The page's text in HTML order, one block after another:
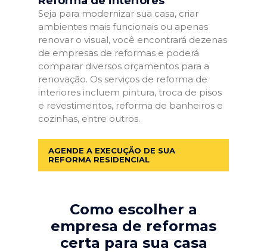
Seja para modernizar sua casa, criar
ambientes mais funcionais ou apenas
renovar o visual, você encontrará dezenas
de empresas de reformas e poderá
comparar diversos orçamentos para a
renovação. Os serviços de reforma de
interiores incluem pintura, troca de pisos
e revestimentos, reforma de banheiros e
cozinhas, entre outros.
AGENDE A EXECUÇÃO DE SUA
REFORMA RESIDENCIAL
Como escolher a
empresa de reformas
certa para sua casa